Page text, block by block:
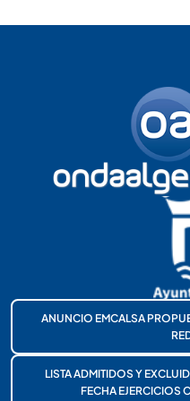
ANUNCIO EMCALSA
LISTA ADMITIDOS Y
FECHA